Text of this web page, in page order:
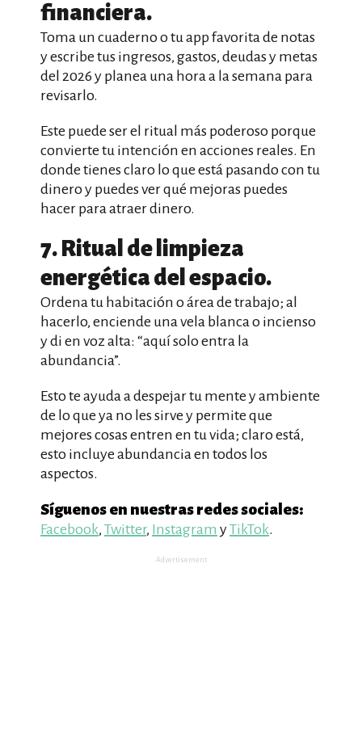
financiera.
Toma un cuaderno o tu app favorita de notas
y escribe tus ingresos, gastos, deudas y metas
del 2026 y planea una hora a la semana para
revisarlo.
Este puede ser el ritual más poderoso porque
convierte tu intención en acciones reales. En
donde tienes claro lo que está pasando con tu
dinero y puedes ver qué mejoras puedes
hacer para atraer dinero.
7. Ritual de limpieza
energética del espacio.
Ordena tu habitación o área de trabajo; al
hacerlo, enciende una vela blanca o incienso
y di en voz alta: “aquí solo entra la
abundancia”.
Esto te ayuda a despejar tu mente y ambiente
de lo que ya no les sirve y permite que
mejores cosas entren en tu vida; claro está,
esto incluye abundancia en todos los
aspectos.
Síguenos en nuestras redes sociales:
Facebook, Twitter, Instagram yTikTok.
Advertisement